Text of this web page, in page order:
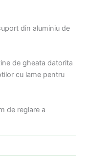
din aluminiu de
de gheata datorita
cu lame pentru
de reglare a